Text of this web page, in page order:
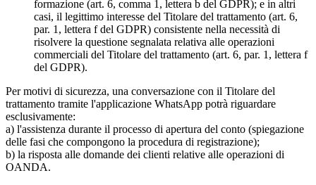
formazione (art. 6, comma 1, lettera b del GDPR); e in altri
casi, il legittimo interesse del Titolare del trattamento (art. 6,
par. 1, lettera f del GDPR) consistente nella necessità di
risolvere la questione segnalata relativa alle operazioni
commerciali del Titolare del trattamento (art. 6, par. 1, lettera f
del GDPR).
Per motivi di sicurezza, una conversazione con il Titolare del
trattamento tramite l'applicazione WhatsApp potrà riguardare
esclusivamente:
a) l'assistenza durante il processo di apertura del conto (spiegazione
delle fasi che compongono la procedura di registrazione);
b) la risposta alle domande dei clienti relative alle operazioni di
OANDA.